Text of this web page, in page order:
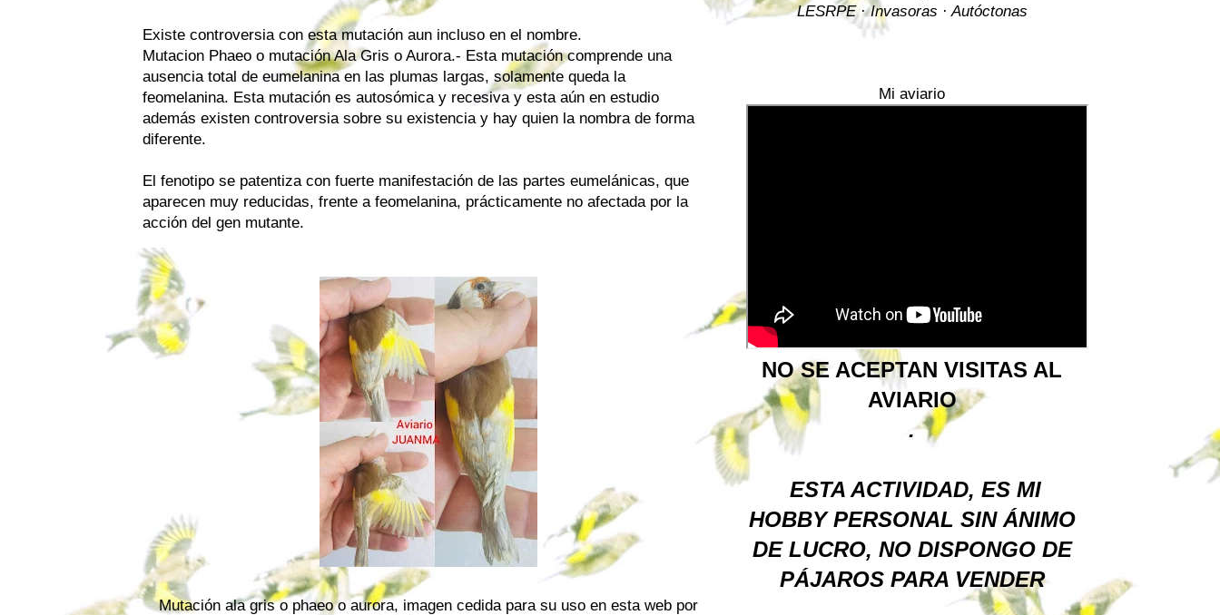
Existe controversia con esta mutación aun incluso en el nombre.
Mutacion Phaeo o mutación Ala Gris o Aurora.- Esta mutación comprende una
ausencia total de eumelanina en las plumas largas, solamente queda la
feomelanina. Esta mutación es autosómica y recesiva y esta aún en estudio
además existen controversia sobre su existencia y hay quien la nombra de forma
diferente.
El fenotipo se patentiza con fuerte manifestación de las partes eumelánicas, que
aparecen muy reducidas, frente a feomelanina, prácticamente no afectada por la
acción del gen mutante.
Mutación ala gris o phaeo o aurora, imagen cedida para su uso en esta web por
LESRPE · Invasoras · Autóctonas
Mi aviario
NO SE ACEPTAN VISITAS AL
AVIARIO
.
ESTA ACTIVIDAD, ES MI
HOBBY PERSONAL SIN ÁNIMO
DE LUCRO, NO DISPONGO DE
PÁJAROS PARA VENDER